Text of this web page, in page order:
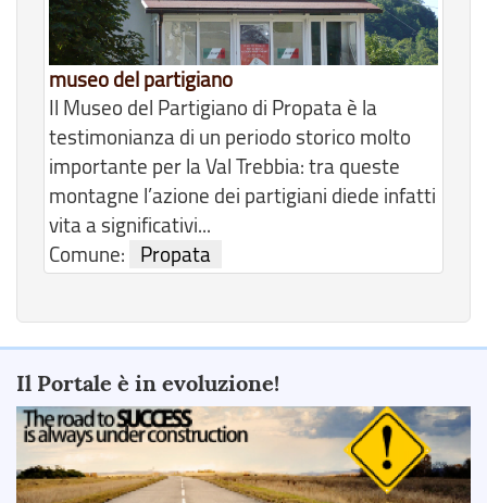
museo del partigiano
Il Museo del Partigiano di Propata è la
testimonianza di un periodo storico molto
importante per la Val Trebbia: tra queste
montagne l’azione dei partigiani diede infatti
vita a significativi...
Comune:
Propata
Il Portale è in evoluzione!